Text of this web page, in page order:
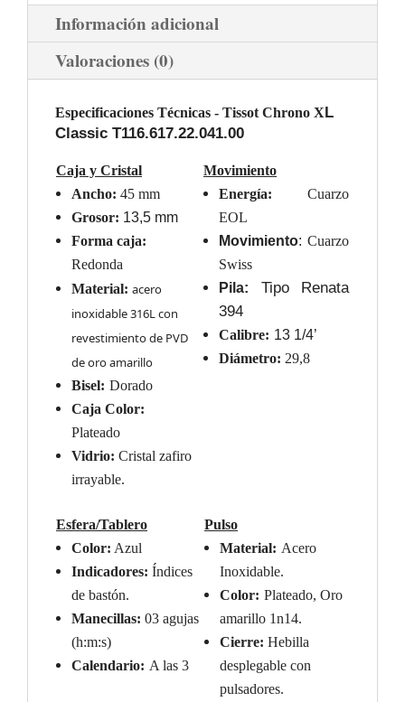
Información adicional
Valoraciones (0)
Especificaciones Técnicas - Tissot Chrono XL
Classic T116.617.22.041.00
Caja y Cristal
Movimiento
Ancho: 45 mm
Grosor: 13,5 mm
Forma caja:
Redonda
Material: acero
inoxidable 316L con
revestimiento de PVD
de oro amarillo
Bisel: Dorado
Caja Color:
Plateado
Vidrio: Cristal zafiro
irrayable.
Energía: Cuarzo
EOL
Movimiento: Cuarzo
Swiss
Pila:
Tipo Renata
394
Calibre: 13 1/4’
Diámetro: 29,8
Esfera/Tablero
Pulso
Color: Azul
Indicadores: Índices
de bastón.
Manecillas: 03 agujas
(h:m:s)
Calendario: A las 3
Material: Acero
Inoxidable.
Color: Plateado, Oro
amarillo 1n14.
Cierre: Hebilla
desplegable con
pulsadores.